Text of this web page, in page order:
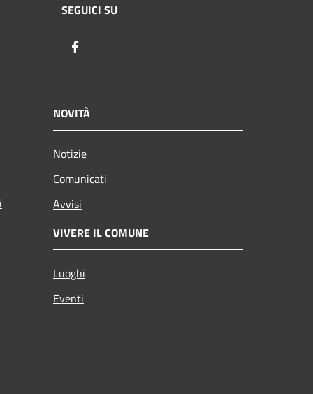
SEGUICI SU
NOVITÀ
Notizie
Comunicati
Avvisi
VIVERE IL COMUNE
Luoghi
Eventi